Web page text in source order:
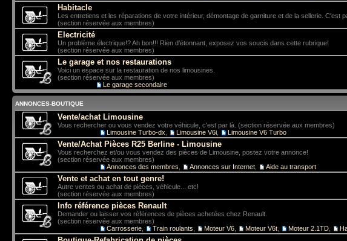
Habitacle
Les entretiens et les réparations de votre intérieur, démontage de garniture et de la sellerie. C'est
(section réservée aux membres)
Electricité
Un problème électrique!? Ah bon!!! Rien d'étonnant, exposez vos soucis dans cette rubrique!
(section réservée aux membres)
Le garage et nos restaurations
Voici un espace sur la restauration de nos limousines.
(section réservée aux membres)
Le garage secondaire
ANNONCES-BOUTIQUE
Vente/achat Limousine
Vous rechercher ou vous vendez votre véhicule, c'est par là. (section réservée aux membres)
Limousine Turbo-dx Limousine V6i Limousine V6 Turbo
Vente/Achat Pièces R25 Berline - Limousine
Vous recherchez et/ou vous vendez des pièces de Limousine, postez votre annonce!
(section réservée aux membres)
Annonces des membres Annonces sur Internet Aide au transport
Vente et achat en tout genre!
Autre ventes ou achat de pièces, véhicule... etc!
(section réservée aux membres)
Info référence pièces Renault
Demander ou laisser vos références de pièces achetées chez Renault.
(section réservée aux membres)
Carrosserie Train roulants Moteur V6 Moteur V6t Moteur 2.1TD